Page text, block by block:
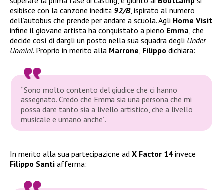
esibisce con la canzone inedita 92/B, ispirato al numero
dell’autobus che prende per andare a scuola. Agli Home Visit
infine il giovane artista ha conquistato a pieno Emma , che
decide così di dargli un posto nella sua squadra degli Under
Uomini. Proprio in merito alla Marrone Filippo dichiara:
“Sono molto contento del giudice che ci hanno
assegnato. Credo che Emma sia una persona che mi
possa dare tanto sia a livello artistico, che a livello
musicale e umano anche”.
In merito alla sua partecipazione ad X Factor 14invece
Filippo Santi afferma: